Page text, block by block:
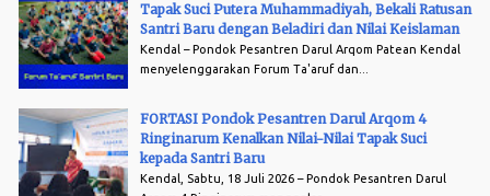
Tapak Suci Putera Muhammadiyah, Bekali Ratusan
Santri Baru dengan Beladiri dan Nilai Keislaman
Kendal – Pondok Pesantren Darul Arqom Patean Kendal
menyelenggarakan Forum Ta'aruf dan...
FORTASI Pondok Pesantren Darul Arqom 4
Ringinarum Kenalkan Nilai-Nilai Tapak Suci
kepada Santri Baru
Kendal, Sabtu, 18 Juli 2026 – Pondok Pesantren Darul